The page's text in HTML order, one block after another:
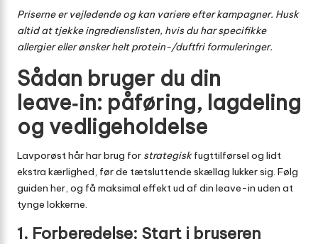
Priserne er vejledende og kan variere efter kampagner. Husk
altid at tjekke ingredienslisten, hvis du har specifikke
allergier eller ønsker helt protein-/duftfri formuleringer.
Sådan bruger du din
leave‑in: påføring, lagdeling
og vedligeholdelse
Lavporøst hår har brug for strategiskfugttilførsel og lidt
ekstra kærlighed, før de tætsluttende skællag lukker sig. Følg
guiden her, og få maksimal effekt ud af din leave-in uden at
tynge lokkerne.
1. Forberedelse: Start i bruseren